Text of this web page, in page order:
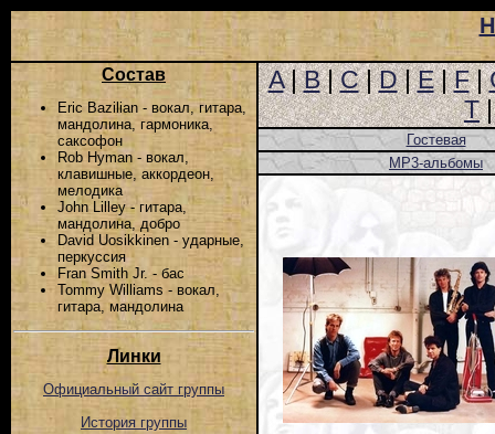
Состав
Eric Bazilian - вокал, гитара,
мандолина, гармоника,
саксофон
Rob Hyman - вокал,
клавишные, аккордеон,
мелодика
John Lilley - гитара,
мандолина, добро
David Uosikkinen - ударные,
перкуссия
Fran Smith Jr. - бас
Tommy Williams - вокал,
гитара, мандолина
Линки
Официальный сайт группы
История группы
A|B|C|D|E|F|
T
Гостевая
MP3-альбомы